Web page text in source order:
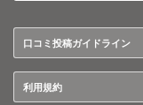
口コミ投稿ガイドライン
利用規約